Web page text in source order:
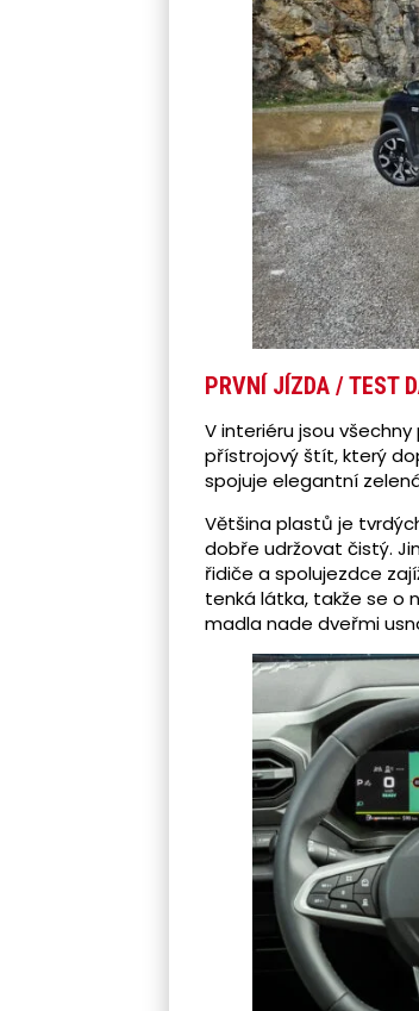
PRVNÍ JÍZDA / TEST
V interiéru jsou
přístrojový štít, který
spojuje elegantní
Většina plastů je
dobře udržovat čistý.
řidiče a spolujezdce
tenká látka, takže se o
madla nade dveřmi